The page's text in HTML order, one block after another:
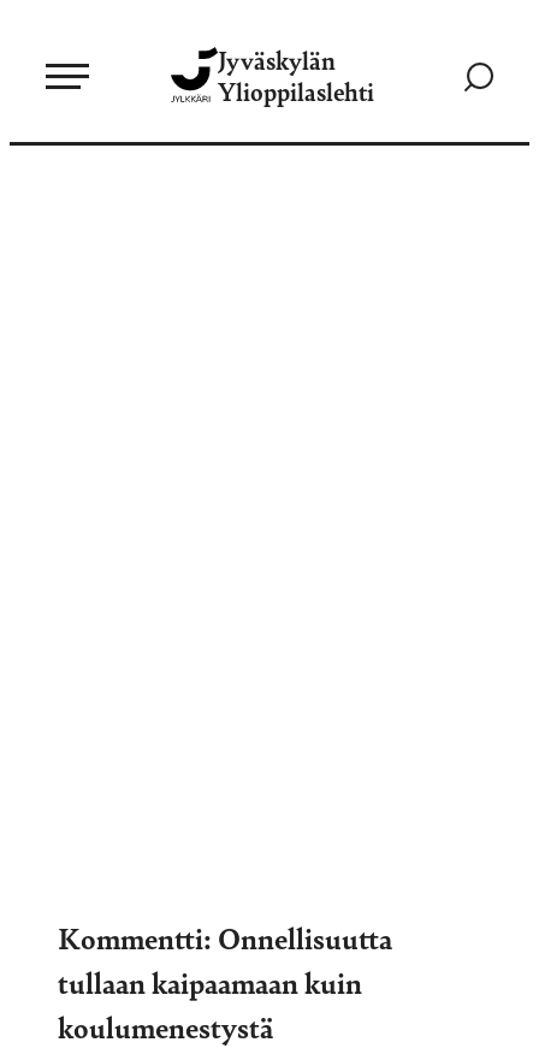
sisältöön
Jyväskylän
Ylioppilaslehti
Siirry
Kommentti: Onnellisuutta
tullaan kaipaamaan kuin
koulumenestystä